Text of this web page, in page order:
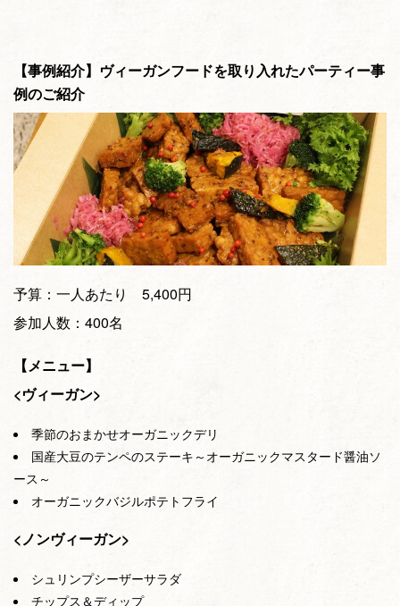
【事例紹介】ヴィーガンフードを取り入れたパーティー事
例のご紹介
予算：一人あたり 5,400円
参加人数：400名
【メニュー】
<ヴィーガン>
季節のおまかせオーガニックデリ
国産大豆のテンペのステーキ～オーガニックマスタード醤油ソ
ース～
オーガニックバジルポテトフライ
<ノンヴィーガン>
シュリンプシーザーサラダ
チップス＆ディップ